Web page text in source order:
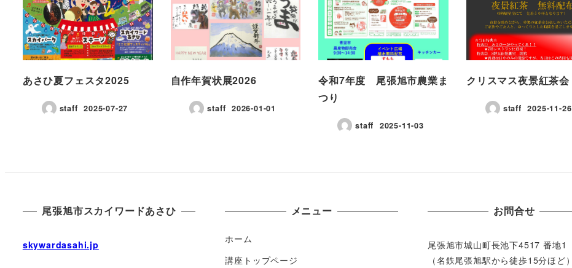
あさひ夏フェスタ2025
staff 2025-07-27
自作年賀状展2026
staff 2026-01-01
令和7年度 尾張旭市農業ま
つり
staff 2025-11-03
クリスマス夜景紅茶会
staff 2025-11-26
尾張旭市スカイワードあさひ
skywardasahi.jp
メニュー
ホーム
講座トップページ
お問合せ
尾張旭市城⼭町⻑池下4517 番地1
（名鉄尾張旭駅から徒歩15分ほど）